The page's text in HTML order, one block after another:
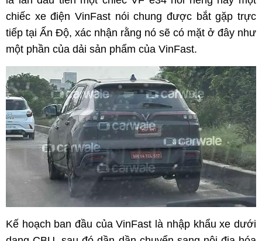
chiếc xe điện VinFast nói chung được bắt gặp trực
tiếp tại Ấn Độ, xác nhận rằng nó sẽ có mặt ở đây như
một phần của dải sản phẩm của VinFast.
Kế hoạch ban đầu của VinFast là nhập khẩu xe dưới